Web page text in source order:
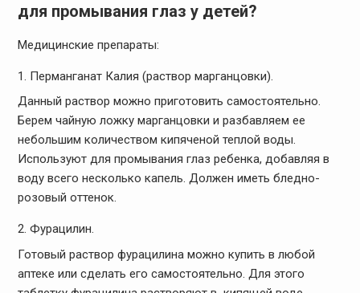
для промывания глаз у детей?
Медицинские препараты:
Перманганат Калия (раствор марганцовки).
Данный раствор можно приготовить самостоятельно.
Берем чайную ложку марганцовки и разбавляем ее
небольшим количеством кипяченой теплой воды.
Используют для промывания глаз ребенка, добавляя в
воду всего несколько капель. Должен иметь бледно-
розовый оттенок.
Фурацилин.
Готовый раствор фурацилина можно купить в любой
аптеке или сделать его самостоятельно. Для этого